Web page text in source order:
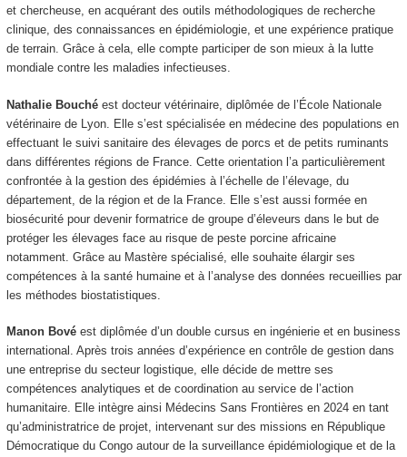
et chercheuse, en acquérant des outils méthodologiques de recherche
clinique, des connaissances en épidémiologie, et une expérience pratique
de terrain. Grâce à cela, elle compte participer de son mieux à la lutte
mondiale contre les maladies infectieuses.
Nathalie Bouchéest docteur vétérinaire, diplômée de l’École Nationale
vétérinaire de Lyon. Elle s’est spécialisée en médecine des populations en
effectuant le suivi sanitaire des élevages de porcs et de petits ruminants
dans différentes régions de France. Cette orientation l’a particulièrement
confrontée à la gestion des épidémies à l’échelle de l’élevage, du
département, de la région et de la France. Elle s’est aussi formée en
biosécurité pour devenir formatrice de groupe d’éleveurs dans le but de
protéger les élevages face au risque de peste porcine africaine
notamment. Grâce au Mastère spécialisé, elle souhaite élargir ses
compétences à la santé humaine et à l’analyse des données recueillies par
les méthodes biostatistiques.
Manon Bové est diplômée d’un double cursus en ingénierie et en business
international. Après trois années d’expérience en contrôle de gestion dans
une entreprise du secteur logistique, elle décide de mettre ses
compétences analytiques et de coordination au service de l’action
humanitaire. Elle intègre ainsi Médecins Sans Frontières en 2024 en tant
qu’administratrice de projet, intervenant sur des missions en République
Démocratique du Congo autour de la surveillance épidémiologique et de la